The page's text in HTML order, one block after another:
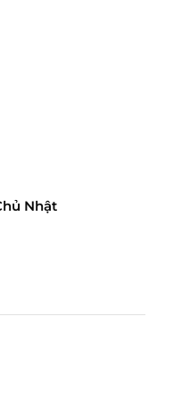
Nhật